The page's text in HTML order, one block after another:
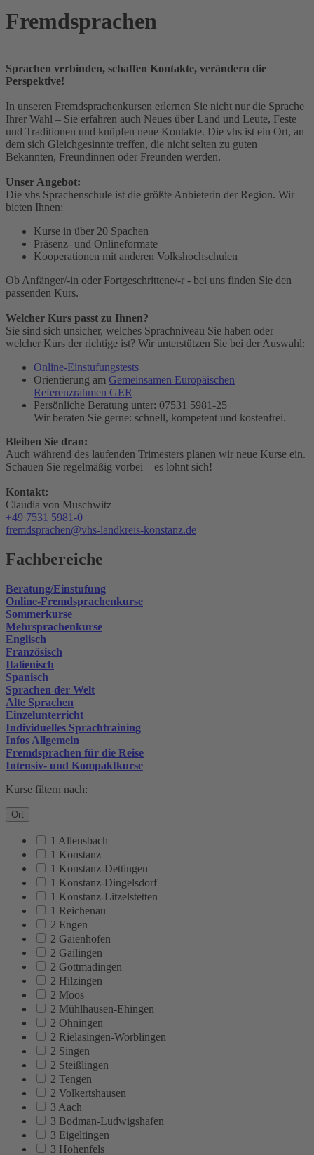
Fremdsprachen
Sprachen verbinden, schaffen Kontakte, verändern die
Perspektive!
In unseren Fremdsprachenkursen erlernen Sie nicht nur die Sprache
Ihrer Wahl – Sie erfahren auch Neues über Land und Leute, Feste
und Traditionen und knüpfen neue Kontakte. Die vhs ist ein Ort, an
dem sich Gleichgesinnte treffen, die nicht selten zu guten
Bekannten, Freundinnen oder Freunden werden.
Unser Angebot:
Die vhs Sprachenschule ist die größte Anbieterin der Region. Wir
bieten Ihnen:
Kurse in über 20 Spachen
Präsenz- und Onlineformate
Kooperationen mit anderen Volkshochschulen
Ob Anfänger/-in oder Fortgeschrittene/-r - bei uns finden Sie den
passenden Kurs.
Welcher Kurs passt zu Ihnen?
Sie sind sich unsicher, welches Sprachniveau Sie haben oder
welcher Kurs der richtige ist? Wir unterstützen Sie bei der Auswahl:
Online-Einstufungstests
Orientierung am Gemeinsamen Europäischen
Referenzrahmen GER
Persönliche Beratung unter: 07531 5981-25
Wir beraten Sie gerne: schnell, kompetent und kostenfrei.
Bleiben Sie dran:
Auch während des laufenden Trimesters planen wir neue Kurse ein.
Schauen Sie regelmäßig vorbei – es lohnt sich!
Kontakt:
Claudia von Muschwitz
+49 7531 5981-0
fremdsprachen@vhs-landkreis-konstanz.de
Fachbereiche
Beratung/Einstufung
Online-Fremdsprachenkurse
Sommerkurse
Mehrsprachenkurse
Englisch
Französisch
Italienisch
Spanisch
Sprachen der Welt
Alte Sprachen
Einzelunterricht
Individuelles Sprachtraining
Infos Allgemein
Fremdsprachen für die Reise
Intensiv- und Kompaktkurse
Kurse filtern nach:
Ort
1 Allensbach
1 Konstanz
1 Konstanz-Dettingen
1 Konstanz-Dingelsdorf
1 Konstanz-Litzelstetten
1 Reichenau
2 Engen
2 Gaienhofen
2 Gailingen
2 Gottmadingen
2 Hilzingen
2 Moos
2 Mühlhausen-Ehingen
2 Öhningen
2 Rielasingen-Worblingen
2 Singen
2 Steißlingen
2 Tengen
2 Volkertshausen
3 Aach
3 Bodman-Ludwigshafen
3 Eigeltingen
3 Hohenfels